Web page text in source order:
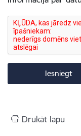
Drukāt lapu